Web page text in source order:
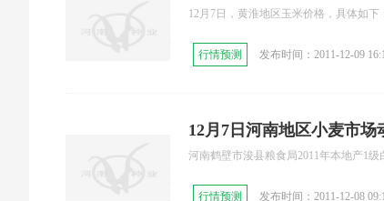
12月7日，黄淮地区玉米价格，具体如
行情预测 发布时间：2011-12-09
12月7日河南地区小麦市场
河南鹤壁市浚县粮食局2011年本地产1
行情预测 发布时间：2011-12-08